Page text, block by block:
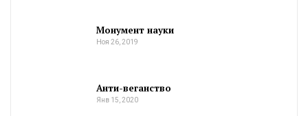
Монумент науки
Ноя 26, 2019
Анти-веганство
Янв 15, 2020